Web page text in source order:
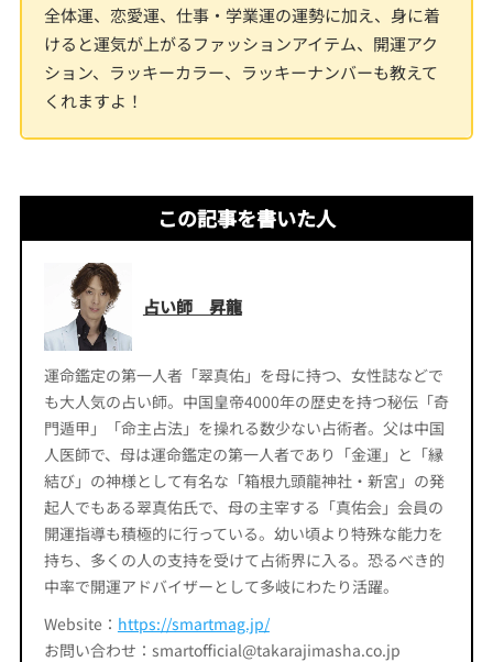
全体運、恋愛運、仕事・学業運の運勢に加え、身に着
けると運気が上がるファッションアイテム、開運アク
ション、ラッキーカラー、ラッキーナンバーも教えて
くれますよ！
この記事を書いた人
占い師 昇龍
運命鑑定の第一人者「翠真佑」を母に持つ、女性誌などで
も大人気の占い師。中国皇帝4000年の歴史を持つ秘伝「奇
門遁甲」「命主占法」を操れる数少ない占術者。父は中国
人医師で、母は運命鑑定の第一人者であり「金運」と「縁
結び」の神様として有名な「箱根九頭龍神社・新宮」の発
起人でもある翠真佑氏で、母の主宰する「真佑会」会員の
開運指導も積極的に行っている。幼い頃より特殊な能力を
持ち、多くの人の支持を受けて占術界に入る。恐るべき的
中率で開運アドバイザーとして多岐にわたり活躍。
Website： https://smartmag.jp/
お問い合わせ：smartofficial@takarajimasha.co.jp